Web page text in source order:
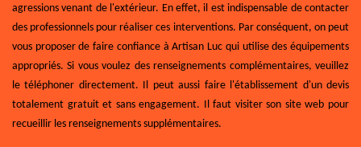
agressions venant de l'extérieur. En effet, il est indispensable de contacter
des professionnels pour réaliser ces interventions. Par conséquent, on peut
vous proposer de faire confiance à Artisan Luc qui utilise des équipements
appropriés. Si vous voulez des renseignements complémentaires, veuillez
le téléphoner directement. Il peut aussi faire l'établissement d'un devis
totalement gratuit et sans engagement. Il faut visiter son site web pour
recueillir les renseignements supplémentaires.